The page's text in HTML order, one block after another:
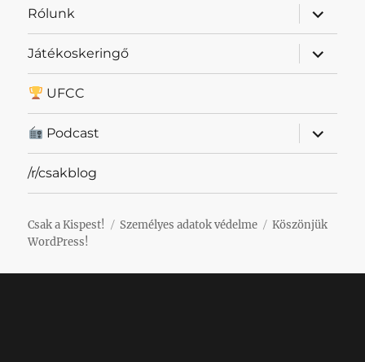
Rólunk
almenü
Játékoskeringő
almenü
UFCC
Podcast
almenü
/r/csakblog
Csak a Kispest! Személyes adatok védelme
Köszönjük
WordPress!